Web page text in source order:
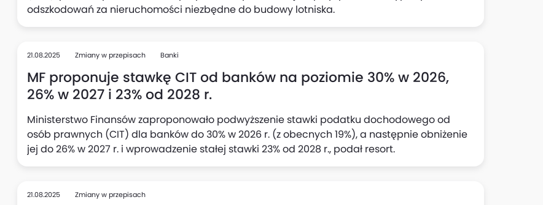
odszkodowań za nieruchomości niezbędne do budowy lotniska.
21.08.2025 Zmiany w przepisach Banki
MF proponuje stawkę CIT od banków na poziomie 30% w 2026,
26% w 2027 i 23% od 2028 r.
Ministerstwo Finansów zaproponowało podwyższenie stawki podatku dochodowego od
osób prawnych (CIT) dla banków do 30% w 2026 r. (z obecnych 19%), a następnie obniżenie
jej do 26% w 2027 r. i wprowadzenie stałej stawki 23% od 2028 r., podał resort.
21.08.2025 Zmiany w przepisach